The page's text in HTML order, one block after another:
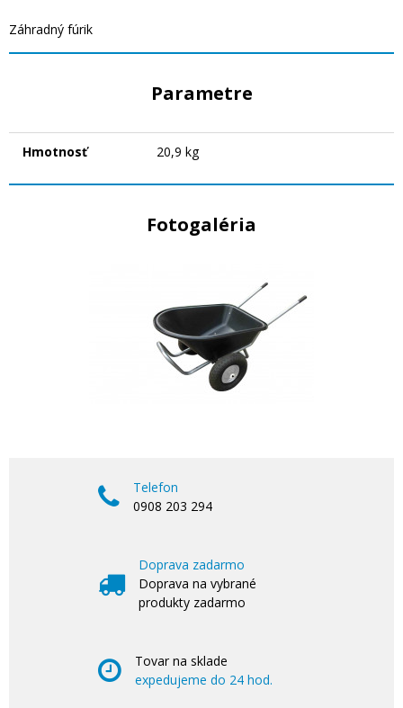
Záhradný fúrik
Parametre
Hmotnosť 20,9 kg
Fotogaléria
Telefon
0908 203 294
Doprava zadarmo
Doprava na vybrané
produkty zadarmo
Tovar na sklade
expedujeme do 24 hod.